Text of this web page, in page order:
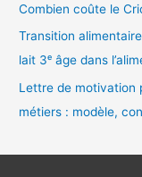
Combien coûte le
Transition
lait 3ᵉ âge dans
Lettre de motivation
métiers : modèle,